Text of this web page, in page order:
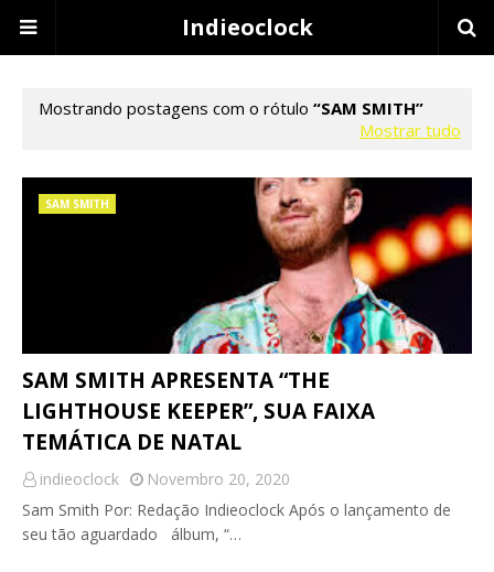
Indieoclock
Mostrando postagens com o rótulo
SAM SMITH
Mostrar tudo
SAM SMITH
SAM SMITH APRESENTA “THE
LIGHTHOUSE KEEPER”, SUA FAIXA
TEMÁTICA DE NATAL
indieoclock
Novembro 20, 2020
Sam Smith Por: Redação Indieoclock Após o lançamento de
seu tão aguardado álbum, “…